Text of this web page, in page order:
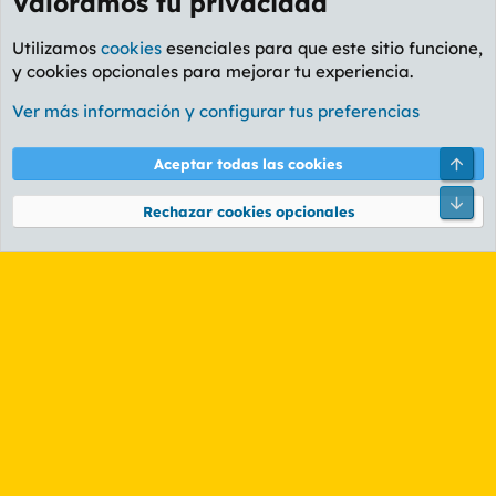
Foro General
Cookies
PL OLDSTYLE AMARILLO
Términos y reglas Política de privacidad Ayuda
Community platform by XenForo® © 2010-2026 XenForo Ltd.
Utilizamos cookies esenciales para que este sitio funcione,
y cookies opcionales para mejorar tu experiencia.
Ver más información y configurar tus preferencias
Aceptar todas las cookies
Rechazar cookies opcionales
Pie